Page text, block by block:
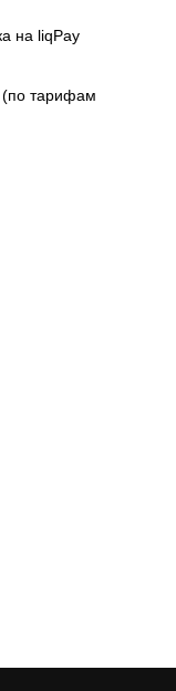
на liqPay
(по тарифам